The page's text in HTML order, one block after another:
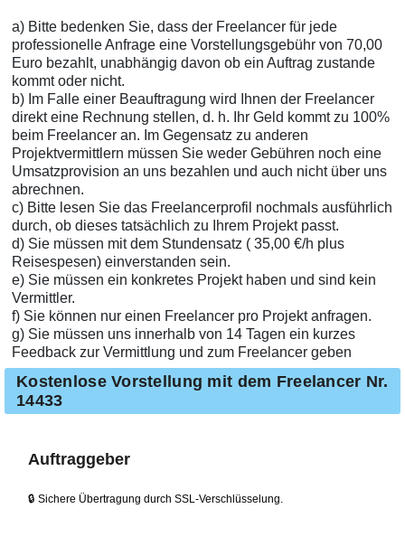
a) Bitte bedenken Sie, dass der Freelancer für jede
professionelle Anfrage eine Vorstellungsgebühr von 70,00
Euro bezahlt, unabhängig davon ob ein Auftrag zustande
kommt oder nicht.
b) Im Falle einer Beauftragung wird Ihnen der Freelancer
direkt eine Rechnung stellen, d. h. Ihr Geld kommt zu 100%
beim Freelancer an. Im Gegensatz zu anderen
Projektvermittlern müssen Sie weder Gebühren noch eine
Umsatzprovision an uns bezahlen und auch nicht über uns
abrechnen.
c) Bitte lesen Sie das Freelancerprofil nochmals ausführlich
durch, ob dieses tatsächlich zu Ihrem Projekt passt.
d) Sie müssen mit dem Stundensatz ( 35,00 €/h plus
Reisespesen) einverstanden sein.
e) Sie müssen ein konkretes Projekt haben und sind kein
Vermittler.
f) Sie können nur einen Freelancer pro Projekt anfragen.
g) Sie müssen uns innerhalb von 14 Tagen ein kurzes
Feedback zur Vermittlung und zum Freelancer geben
Kostenlose Vorstellung mit dem Freelancer Nr.
14433
Auftraggeber
🔒 Sichere Übertragung durch SSL-Verschlüsselung.